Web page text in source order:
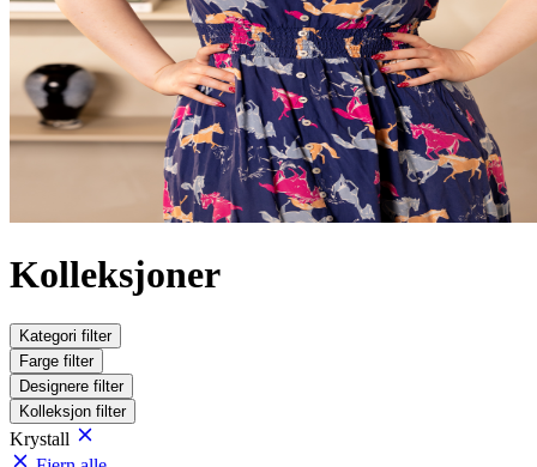
Kolleksjoner
Kategori filter
Farge filter
Designere filter
Kolleksjon filter
Krystall